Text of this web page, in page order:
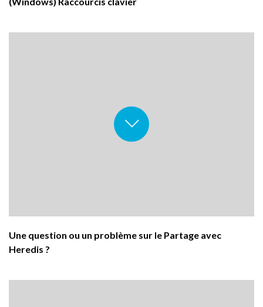
Une question ou un problème sur le Partage avec
Heredis ?